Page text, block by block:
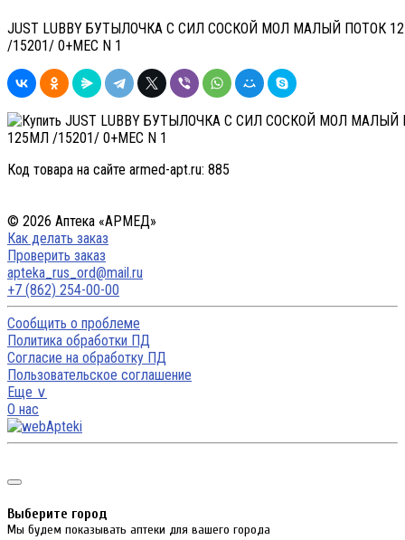
JUST LUBBY БУТЫЛОЧКА С СИЛ СОСКОЙ МОЛ МАЛЫЙ ПОТОК
/15201/ 0+МЕС N 1
Код товара на сайте armed-apt.ru: 885
© 2026 Аптека «АРМЕД»
Как делать заказ
Проверить заказ
apteka_rus_ord@mail.ru
+7 (862) 254-00-00
Сообщить о проблеме
Политика обработки ПД
Согласие на обработку ПД
Пользовательское соглашение
Еще ∨
О нас
Выберите город
Мы будем показывать аптеки для вашего города